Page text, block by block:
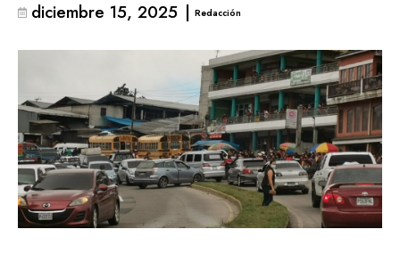
diciembre 15, 2025 | Redacción